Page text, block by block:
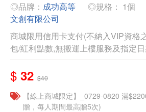
◎品牌： 成功高等 ◎規格： 1個
文創有限公司
商城限用信用卡支付(不納入VIP資格
包/紅利點數,無搬運上樓服務及指定
$ 32 $40
【線上商城限定】_0729-0820 滿
贈，每人期間最高贈5次)